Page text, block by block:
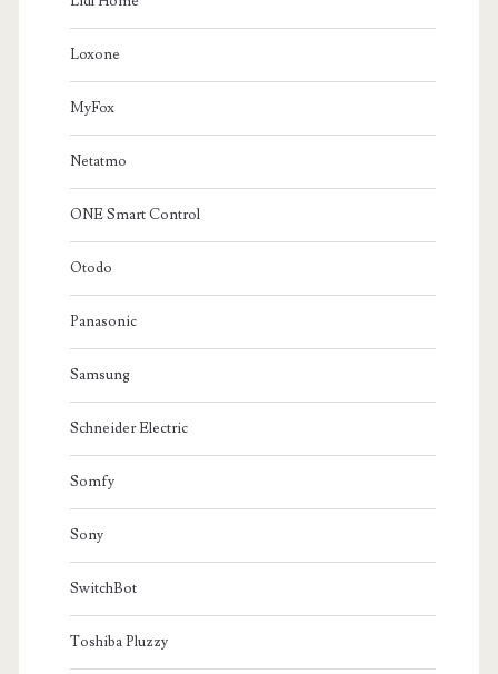
Loxone
MyFox
Netatmo
ONE Smart Control
Otodo
Panasonic
Samsung
Schneider Electric
Somfy
Sony
SwitchBot
Toshiba Pluzzy